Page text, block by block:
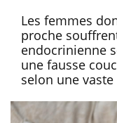
Les femmes
proche
endocrinienne
une fausse
selon une